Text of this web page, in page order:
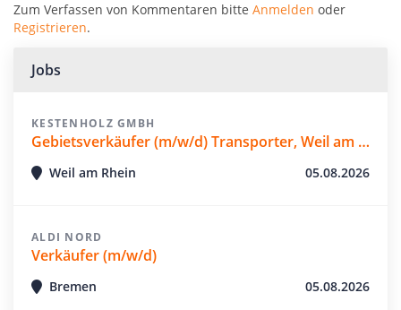
Zum Verfassen von Kommentaren bitte Anmelden oder
Registrieren.
Jobs
KESTENHOLZ GMBH
Gebietsverkäufer (m/w/d) Transporter, Weil am Rhein
Weil am Rhein 05.08.2026
ALDI NORD
Verkäufer (m/w/d)
Bremen 05.08.2026